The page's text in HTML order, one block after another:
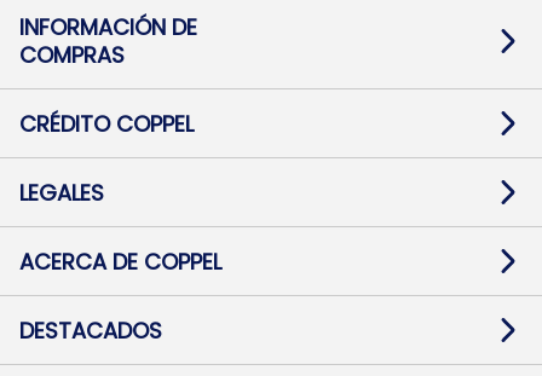
INFORMACIÓN DE
COMPRAS
Términos y condiciones
Botón de arrepentimiento
Mapa de sitio
CRÉDITO COPPEL
Solicitar Crédito
Medios de Pago
Pago Fácil Online
LEGALES
Baja contratos
Defensa al consumidor CABA
ACERCA DE COPPEL
Trabajá con Nosotros
Preguntas Frecuentes
DESTACADOS